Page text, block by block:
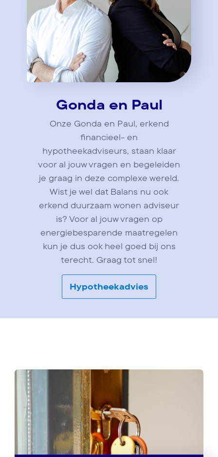
Gonda en Paul
Onze Gonda en Paul, erkend
financieel- en
hypotheekadviseurs, staan klaar
voor al jouw vragen en begeleiden
je graag in deze complexe wereld.
Wist je wel dat Balans nu ook
erkend duurzaam wonen adviseur
is? Voor al jouw vragen op
energiebesparende maatregelen
kun je dus ook heel goed bij ons
terecht. Graag tot snel!
Hypotheekadvies